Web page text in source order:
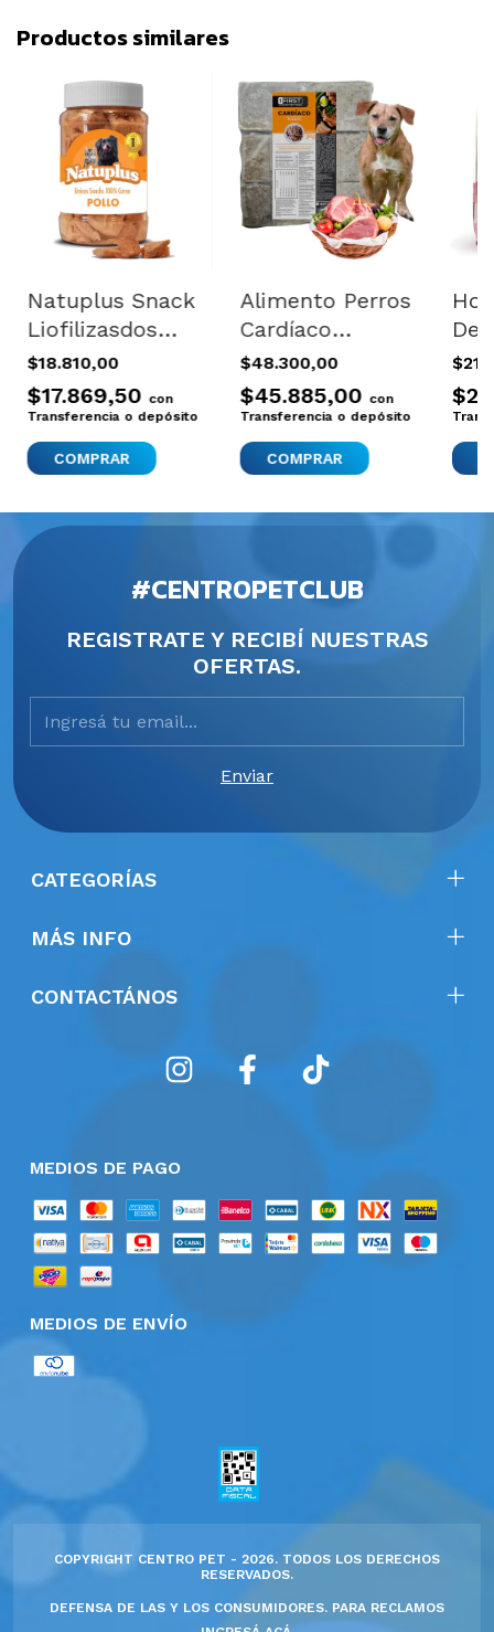
Productos similares
Natuplus Snack
Liofilizasdos
Pollo 100%
Natural
100gr+400
$18.810,00
$17.869,50 con
Transferencia o depósito
Alimento Perros
Cardíaco
Cardiovascular
Natural Firts
3kg
$48.300,00
$45.885,00 con
Transferencia o depósito
#CENTROPETCLUB
REGISTRATE Y RECIBÍ NUESTRAS
OFERTAS.
CATEGORÍAS
MÁS INFO
CONTACTÁNOS
MEDIOS DE PAGO
MEDIOS DE ENVÍO
COPYRIGHT CENTRO PET - 2026. TODOS LOS DERECHOS
RESERVADOS.
DEFENSA DE LAS Y LOS CONSUMIDORES. PARA RECLAMOS